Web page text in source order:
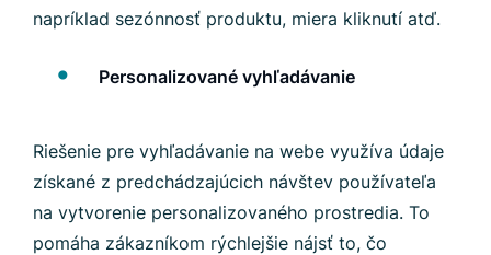
napríklad sezónnosť produktu, miera kliknutí atď.
Personalizované vyhľadávanie
Riešenie pre vyhľadávanie na webe využíva údaje
získané z predchádzajúcich návštev používateľa
na vytvorenie personalizovaného prostredia. To
pomáha zákazníkom rýchlejšie nájsť to, čo